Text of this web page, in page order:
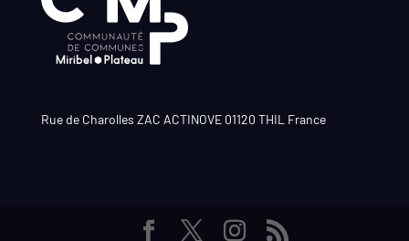
Rue de Charolles ZAC ACTINOVE 01120 THIL France